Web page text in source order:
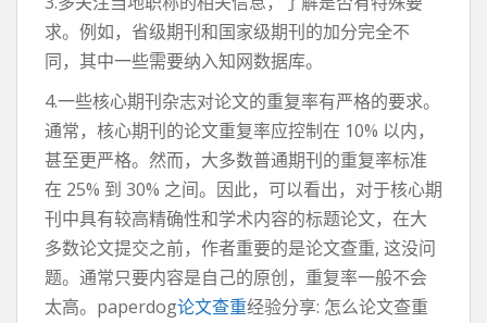
求。例如，省级期刊和国家级期刊的加分完全不
同，其中一些需要纳入知网数据库。
4.一些核心期刊杂志对论文的重复率有严格的要求。
通常，核心期刊的论文重复率应控制在 10% 以内，
甚至更严格。然而，大多数普通期刊的重复率标准
在 25% 到 30% 之间。因此，可以看出，对于核心期
刊中具有较高精确性和学术内容的标题论文，在大
多数论文提交之前，作者重要的是论文查重, 这没问
题。通常只要内容是自己的原创，重复率一般不会
太高。paperdog论文查重经验分享: 怎么论文查重